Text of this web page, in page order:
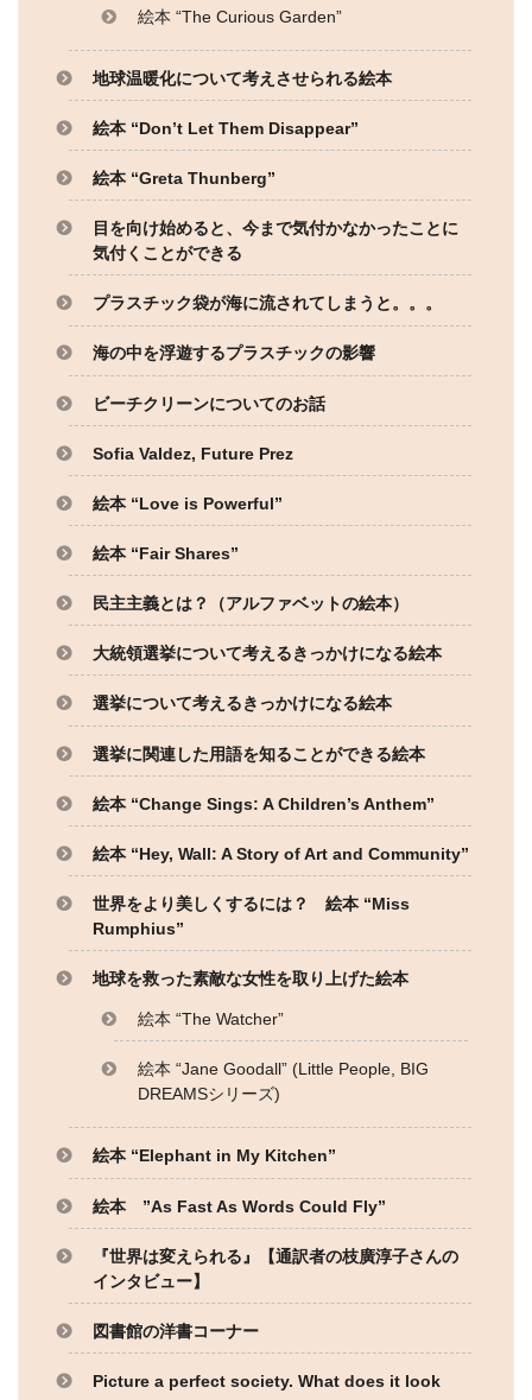
絵本 “The Curious Garden”
地球温暖化について考えさせられる絵本
絵本 “Don’t Let Them Disappear”
絵本 “Greta Thunberg”
目を向け始めると、今まで気付かなかったことに
気付くことができる
プラスチック袋が海に流されてしまうと。。。
海の中を浮遊するプラスチックの影響
ビーチクリーンについてのお話
Sofia Valdez, Future Prez
絵本 “Love is Powerful”
絵本 “Fair Shares”
民主主義とは？（アルファベットの絵本）
大統領選挙について考えるきっかけになる絵本
選挙について考えるきっかけになる絵本
選挙に関連した用語を知ることができる絵本
絵本 “Change Sings: A Children’s Anthem”
絵本 “Hey, Wall: A Story of Art and Community”
世界をより美しくするには？ 絵本 “Miss
Rumphius”
地球を救った素敵な女性を取り上げた絵本
絵本 “The Watcher”
絵本 “Jane Goodall” (Little People, BIG
DREAMSシリーズ)
絵本 “Elephant in My Kitchen”
絵本 ”As Fast As Words Could Fly”
『世界は変えられる』【通訳者の枝廣淳子さんの
インタビュー】
図書館の洋書コーナー
Picture a perfect society. What does it look